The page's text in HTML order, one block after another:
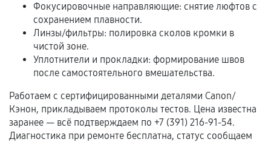
Когда гарантия не действует
Нарушение правил эксплуатации,
механические повреждения, попадание влаги,
перегрев, коррозия.
третьих лиц.
Естественный износ деталей, если иное не
предусмотрено отдельно.
Фокусировочные направляющие: снятие люфтов с
сохранением плавности.
Линзы/фильтры: полировка сколов кромки в
чистой зоне.
Уплотнители и прокладки: формирование швов
после самостоятельного вмешательства.
Работаем с сертифицированными деталями Canon/
Кэнон, прикладываем протоколы тестов. Цена известна
заранее — всё подтверждаем по +7 (391) 216-91-54.
Диагностика при ремонте бесплатна, статус сообщаем